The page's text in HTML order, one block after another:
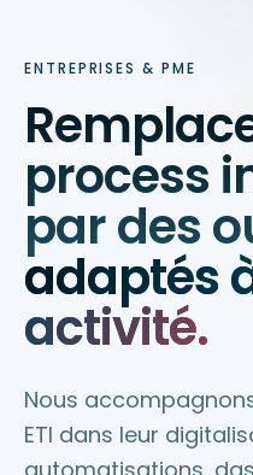
ENTREPRISES & PME
process
par des
adaptés
activité.
Nous
ETI dans leur